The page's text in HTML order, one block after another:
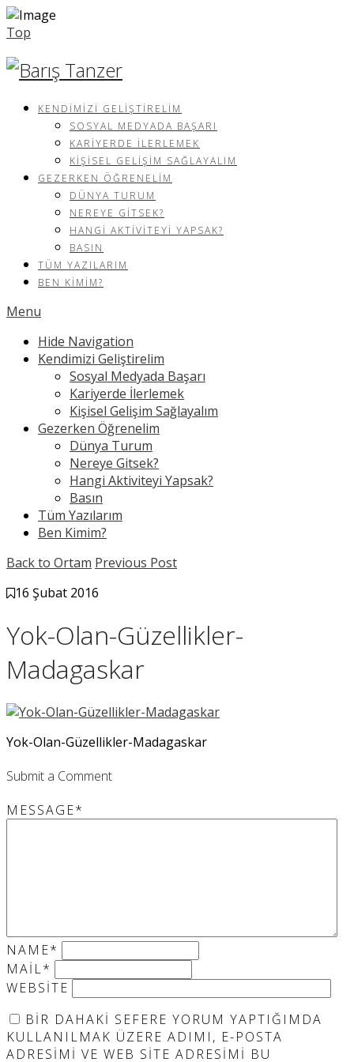
Top
KENDIMIZI GELIŞTIRELIM
SOSYAL MEDYADA BAŞARI
KARIYERDE İLERLEMEK
KIŞISEL GELIŞIM SAĞLAYALIM
GEZERKEN ÖĞRENELIM
DÜNYA TURUM
NEREYE GITSEK?
HANGI AKTIVITEYI YAPSAK?
BASIN
TÜM YAZILARIM
BEN KIMIM?
Menu
Hide Navigation
Kendimizi Geliştirelim
Sosyal Medyada Başarı
Kariyerde İlerlemek
Kişisel Gelişim Sağlayalım
Gezerken Öğrenelim
Dünya Turum
Nereye Gitsek?
Hangi Aktiviteyi Yapsak?
Basın
Tüm Yazılarım
Ben Kimim?
Back to Ortam Previous Post
16 Şubat 2016
Yok-Olan-Güzellikler-
Madagaskar
Yok-Olan-Güzellikler-Madagaskar
Submit a Comment
MESSAGE*
NAME*
MAIL*
WEBSITE
BIR DAHAKI SEFERE YORUM YAPTIĞIMDA
KULLANILMAK ÜZERE ADIMI, E-POSTA
ADRESIMI VE WEB SITE ADRESIMI BU